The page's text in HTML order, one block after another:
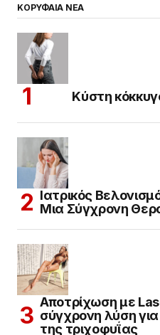
ΚΟΡΥΦΑΙΑ ΝΕΑ
Κύστη
Ιατρικός
Μια Σύγχρονη
Αποτρίχωση με
σύγχρονη λύση
της τριχοφυΐας